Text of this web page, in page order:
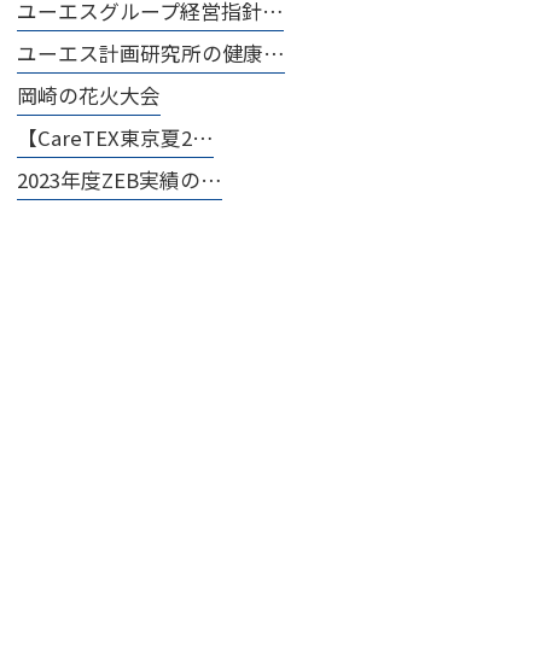
ユーエスグループ経営指針…
ユーエス計画研究所の健康…
岡崎の花火大会
【CareTEX東京夏2…
2023年度ZEB実績の…